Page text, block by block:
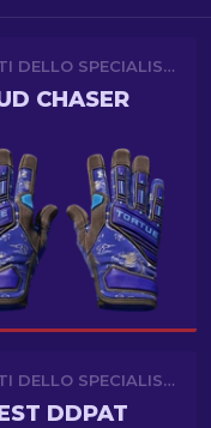
GUANTI DELLO SPECIALISTA
CHASER
GUANTI DELLO SPECIALISTA
DDPAT